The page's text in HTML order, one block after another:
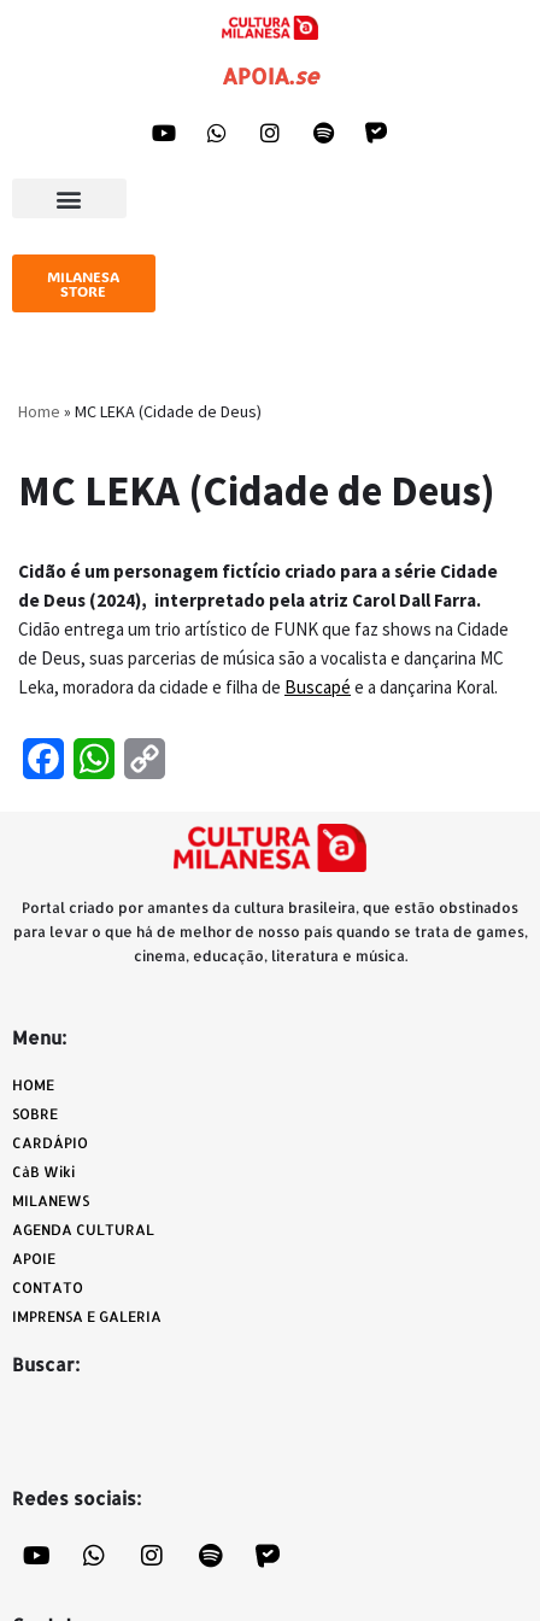
APOIA.se
MILANESA
STORE
Home » MC LEKA (Cidade de Deus)
MC LEKA (Cidade de Deus)
Cidão é um personagem fictício criado para a série Cidade
de Deus (2024), interpretado pela atriz Carol Dall Farra.
Cidão entrega um trio artístico de FUNK que faz shows na Cidade
de Deus, suas parcerias de música são a vocalista e dançarina MC
Leka, moradora da cidade e filha de Buscapé e a dançarina Koral.
FacebookWhatsApp
Portal criado por amantes da cultura brasileira, que estão obstinados
para levar o que há de melhor de nosso país quando se trata de games,
cinema, educação, literatura e música.
Menu:
HOME
SOBRE
CARDÁPIO
CàB Wiki
MILANEWS
AGENDA CULTURAL
APOIE
CONTATO
IMPRENSA E GALERIA
Buscar:
Redes sociais: